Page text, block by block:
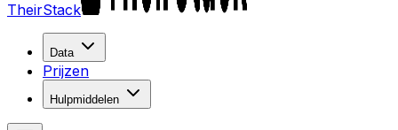
TheirStack
Data
Prijzen
Hulpmiddelen